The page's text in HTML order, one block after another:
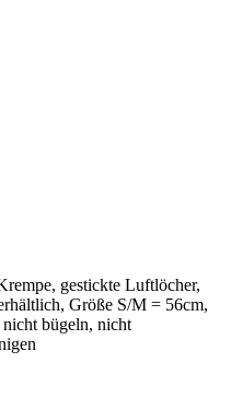
gestickte Luftlöcher,
Größe S/M = 56cm,
bügeln, nicht